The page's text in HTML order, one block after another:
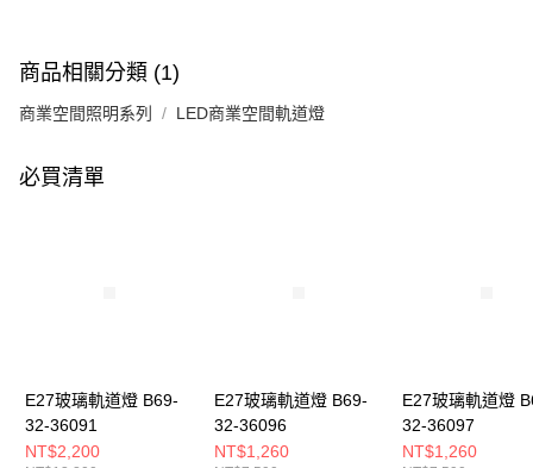
商品相關分類 (1)
商業空間照明系列 LED商業空間軌道燈
必買清單
E27玻璃軌道燈 B69-
32-36091
NT$2,200
E27玻璃軌道燈 B69-
32-36096
NT$1,260
E27玻璃軌道燈
32-36097
NT$1,260